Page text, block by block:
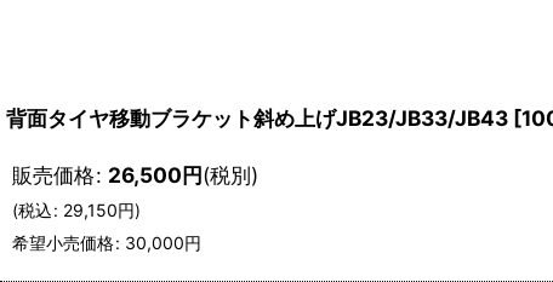
背面タイヤ移動ブラケット斜め上げJB23/JB33/JB43 [
販売価格: 26,500円(税別)
(税込: 29,150円)
希望小売価格: 30,000円